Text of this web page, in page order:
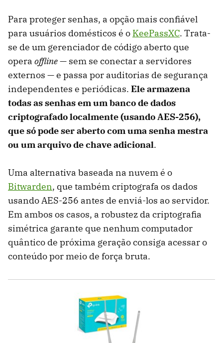
Para proteger senhas, a opção mais confiável
para usuários domésticos é o KeePassXC. Trata-
se de um gerenciador de código aberto que
opera offline— sem se conectar a servidores
externos — e passa por auditorias de segurança
independentes e periódicas. Ele armazena
todas as senhas em um banco de dados
criptografado localmente (usando AES-256),
que só pode ser aberto com uma senha mestra
ou um arquivo de chave adicional.
Uma alternativa baseada na nuvem é o
Bitwarden, que também criptografa os dados
usando AES-256 antes de enviá-los ao servidor.
Em ambos os casos, a robustez da criptografia
simétrica garante que nenhum computador
quântico de próxima geração consiga acessar o
conteúdo por meio de força bruta.